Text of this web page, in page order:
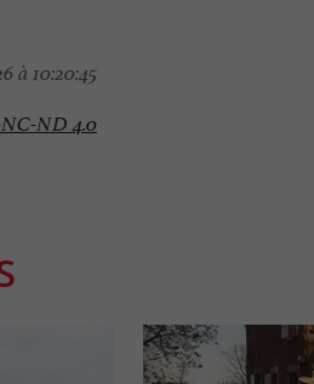
à 10:20:45
ND 4.0